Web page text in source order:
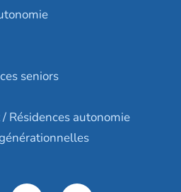
seniors
Résidences autonomie